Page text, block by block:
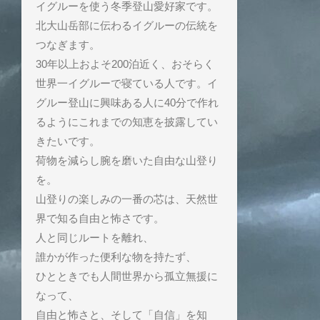
イグルーを使う冬季登山愛好家です。
北大山岳部に伝わるイグルーの伝統を
つなぎます。
30年以上およそ200泊近く、おそらく
世界一イグルーで寝ている人です。イ
グルー登山に興味ある人に40分で作れ
るようにこれまでの知恵を披露してい
きたいです。
荷物を減らし腕を磨いた自由な山登り
を。
山登りの楽しみの一番の芯は、天然世
界で知る自由と怖さです。
人と同じルートを離れ、
誰かが作った便利な物を持たず、
ひとときでも人間世界から孤立無援に
なって、
自由と怖さと、そして「自信」を知